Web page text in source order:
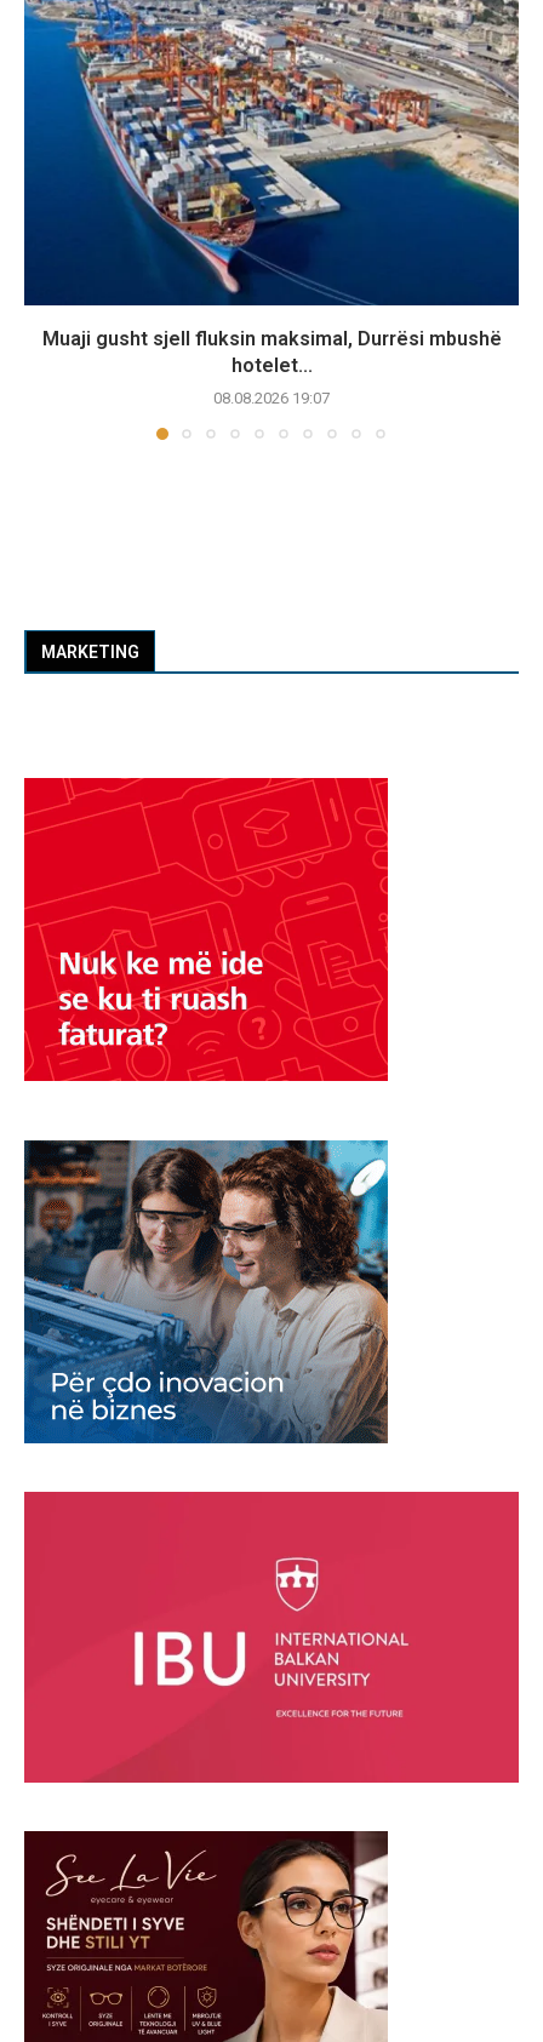
Muaji gusht sjell fluksin maksimal, Durrësi mbushë
hotelet...
08.08.2026 19:07
MARKETING